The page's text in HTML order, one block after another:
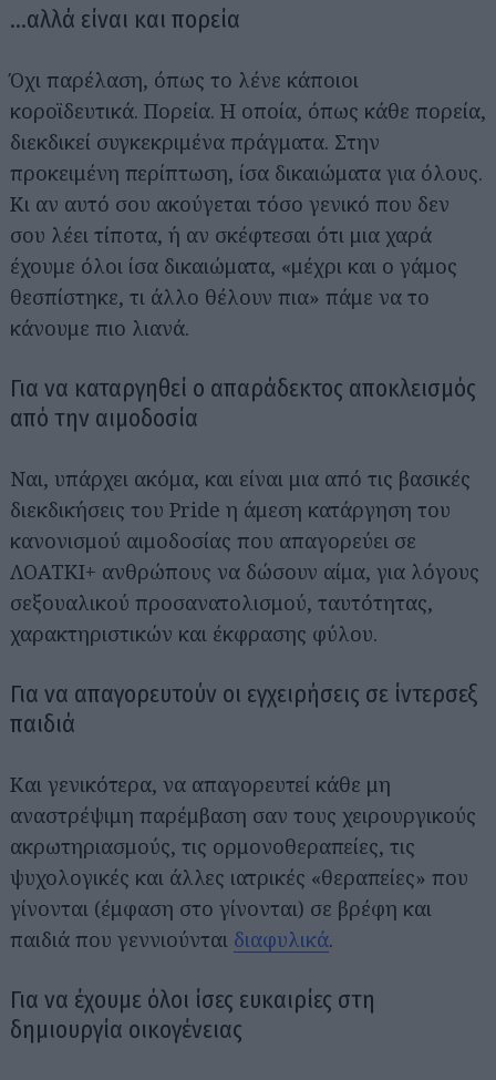
…αλλά είναι και πορεία
Όχι παρέλαση, όπως το λένε κάποιοι
κοροϊδευτικά. Πορεία. Η οποία, όπως κάθε πορεία,
διεκδικεί συγκεκριμένα πράγματα. Στην
προκειμένη περίπτωση, ίσα δικαιώματα για όλους.
Κι αν αυτό σου ακούγεται τόσο γενικό που δεν
σου λέει τίποτα, ή αν σκέφτεσαι ότι μια χαρά
έχουμε όλοι ίσα δικαιώματα, «μέχρι και ο γάμος
θεσπίστηκε, τι άλλο θέλουν πια» πάμε να το
κάνουμε πιο λιανά.
Για να καταργηθεί ο απαράδεκτος αποκλεισμός
από την αιμοδοσία
Ναι, υπάρχει ακόμα, και είναι μια από τις βασικές
διεκδικήσεις του Pride η άμεση κατάργηση του
κανονισμού αιμοδοσίας που απαγορεύει σε
ΛΟΑΤΚΙ+ ανθρώπους να δώσουν αίμα, για λόγους
σεξουαλικού προσανατολισμού, ταυτότητας,
χαρακτηριστικών και έκφρασης φύλου.
Για να απαγορευτούν οι εγχειρήσεις σε ίντερσεξ
παιδιά
Και γενικότερα, να απαγορευτεί κάθε μη
αναστρέψιμη παρέμβαση σαν τους χειρουργικούς
ακρωτηριασμούς, τις ορμονοθεραπείες, τις
ψυχολογικές και άλλες ιατρικές «θεραπείες» που
γίνονται (έμφαση στο γίνονται) σε βρέφη και
παιδιά που γεννιούνται διαφυλικά.
Για να έχουμε όλοι ίσες ευκαιρίες στη
δημιουργία οικογένειας